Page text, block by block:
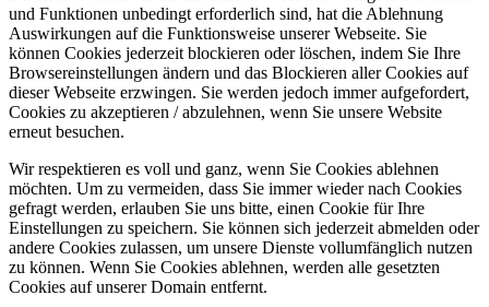
und Funktionen unbedingt erforderlich sind, hat die Ablehnung
Auswirkungen auf die Funktionsweise unserer Webseite. Sie
können Cookies jederzeit blockieren oder löschen, indem Sie Ihre
Browsereinstellungen ändern und das Blockieren aller Cookies auf
dieser Webseite erzwingen. Sie werden jedoch immer aufgefordert,
Cookies zu akzeptieren / abzulehnen, wenn Sie unsere Website
erneut besuchen.
Wir respektieren es voll und ganz, wenn Sie Cookies ablehnen
möchten. Um zu vermeiden, dass Sie immer wieder nach Cookies
gefragt werden, erlauben Sie uns bitte, einen Cookie für Ihre
Einstellungen zu speichern. Sie können sich jederzeit abmelden oder
andere Cookies zulassen, um unsere Dienste vollumfänglich nutzen
zu können. Wenn Sie Cookies ablehnen, werden alle gesetzten
Cookies auf unserer Domain entfernt.